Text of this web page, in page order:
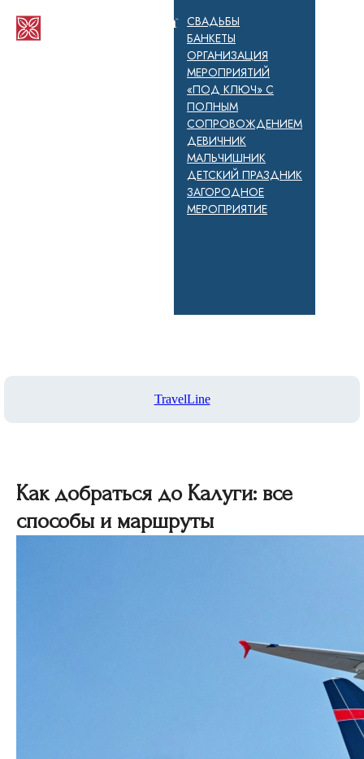
СВАДЬБЫ
БАНКЕТЫ
ОРГАНИЗАЦИЯ
МЕРОПРИЯТИЙ
«ПОД КЛЮЧ» С
ПОЛНЫМ
СОПРОВОЖДЕНИЕМ
ДЕВИЧНИК
МАЛЬЧИШНИК
ДЕТСКИЙ ПРАЗДНИК
ЗАГОРОДНОЕ
МЕРОПРИЯТИЕ
TravelLine
Как добраться до Калуги: все
способы и маршруты